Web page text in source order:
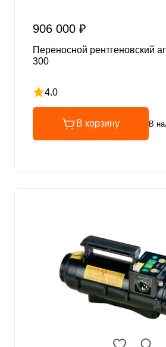
906 000 ₽
Переносной рентгеновский
300
4.0
Рейтинг 4 из 5
В корзину В